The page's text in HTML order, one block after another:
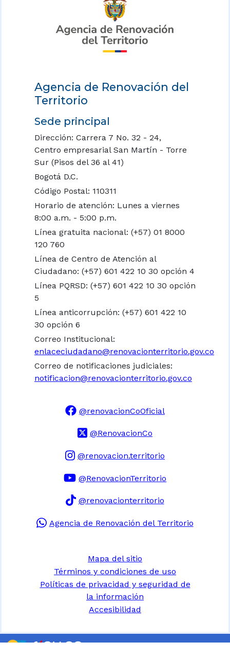
Agencia de Renovación del
Territorio
Sede principal
Dirección: Carrera 7 No. 32 - 24,
Centro empresarial San Martín - Torre
Sur (Pisos del 36 al 41)
Bogotá D.C.
Código Postal: 110311
Horario de atención: Lunes a viernes
8:00 a.m. - 5:00 p.m.
Línea gratuita nacional: (+57) 01 8000
120 760
Línea de Centro de Atención al
Ciudadano: (+57) 601 422 10 30 opción 4
Línea PQRSD: (+57) 601 422 10 30 opción
5
Línea anticorrupción: (+57) 601 422 10
30 opción 6
Correo Institucional:
enlaceciudadano@renovacionterritorio.gov.co
Correo de notificaciones judiciales:
notificacion@renovacionterritorio.gov.co
@renovacionCoOficial
@RenovacionCo
@renovacion.territorio
@RenovacionTerritorio
@renovacionterritorio
Agencia de Renovación del Territorio
Mapa del sitio
Términos y condiciones de uso
Políticas de privacidad y seguridad de
la información
Accesibilidad